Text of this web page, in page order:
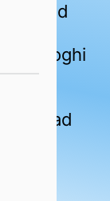
ed
Luoghi
già
È